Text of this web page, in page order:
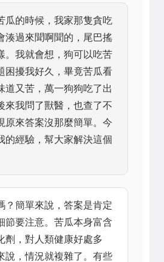
瓜的時候，我家那隻貪吃
湊過來聞啊聞的，尾巴搖
。我就會想，狗可以吃苦
困擾我好久，畢竟苦瓜看
道又苦，萬一狗狗吃了出
來我問了獸醫，也查了不
原來答案沒那麼簡單。今
的經驗，幫大家解決這個
？簡單來說，答案是肯定
節要注意。苦瓜本身富含
劑，對人類健康好處多
說，情況就複雜了。有些